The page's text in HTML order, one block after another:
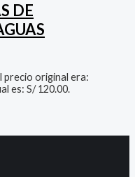
DE
precio original era:
es: S/ 120.00.